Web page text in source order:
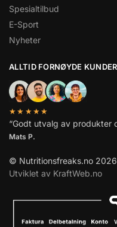
Spesialtilbud
E-Sport
Nyheter
ALLTID FORNØYDE
★★★★★
“Godt utvalg av produkter
Mats P.
© Nutritionsfreaks.no 2026
Utviklet av KraftWeb.no